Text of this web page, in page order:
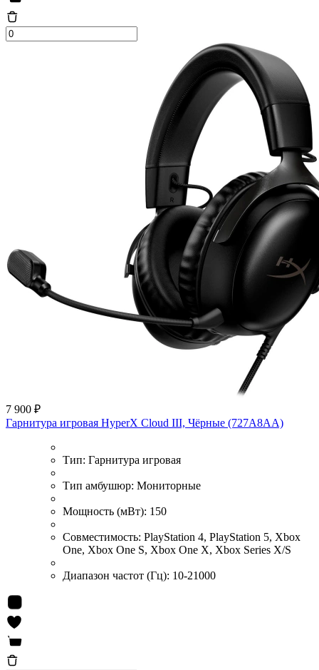
7 900 ₽
Гарнитура игровая HyperX Cloud III, Чёрные (727A8AA)
Тип: Гарнитура игровая
Тип амбушюр: Мониторные
Мощность (мВт): 150
Совместимость: PlayStation 4, PlayStation 5, Xbox
One, Xbox One S, Xbox One X, Xbox Series X/S
Диапазон частот (Гц): 10-21000